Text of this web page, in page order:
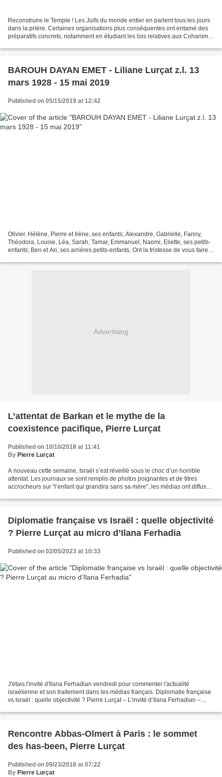
Reconstruire le Temple ! Les Juifs du monde entier en parlent tous les jours
dans la prière. Certaines organisations plus conséquentes ont entamé des
préparatifs concrets, notamment en étudiant les lois relatives aux Cohanim,
BAROUH DAYAN EMET - Liliane Lurçat z.l. 13
mars 1928 - 15 mai 2019
Published on 05/15/2019 at 12:42
Olivier, Hélène, Pierre et Irène, ses enfants; Alexandre, Gabrielle, Fanny,
Théodora, Louise, Léa, Sarah, Tamar, Emmanuel, Naomi, Eliette, ses petits-
enfants; Ben et Ari, ses arrières petits-enfants, Ont la tristesse de vous faire
Advertising
L’attentat de Barkan et le mythe de la
coexistence pacifique, Pierre Lurçat
Published on 10/10/2018 at 11:41
By Pierre Lurçat
A nouveau cette semaine, Israël s’est réveillé sous le choc d’un horrible
attentat. Les journaux se sont remplis de photos poignantes et de titres
accrocheurs sur “l’enfant qui grandira sans sa mère”, les médias ont diffusé
Diplomatie française vs Israël : quelle objectivité
? Pierre Lurçat au micro d’Ilana Ferhadia
Published on 02/05/2023 at 10:33
J'étais l'invité d'Ilana Ferhadian vendredi pour commenter l'actualité
israélienne et son traitement dans les médias français. Diplomatie française
vs Israël : quelle objectivité ? Pierre Lurçat – L’invité d’Ilana Ferhadian –
Rencontre Abbas-Olmert à Paris : le sommet
des has-been, Pierre Lurçat
Published on 09/23/2018 at 07:22
By Pierre Lurçat